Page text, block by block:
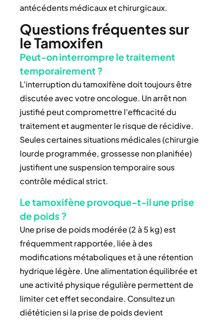
antécédents médicaux et chirurgicaux.
Questions fréquentes sur
le Tamoxifen
Peut-on interrompre le traitement
temporairement ?
L'interruption du tamoxifène doit toujours être
discutée avec votre oncologue. Un arrêt non
justifié peut compromettre l'efficacité du
traitement et augmenter le risque de récidive.
Seules certaines situations médicales (chirurgie
lourde programmée, grossesse non planifiée)
justifient une suspension temporaire sous
contrôle médical strict.
Le tamoxifène provoque-t-il une prise
de poids ?
Une prise de poids modérée (2 à 5 kg) est
fréquemment rapportée, liée à des
modifications métaboliques et à une rétention
hydrique légère. Une alimentation équilibrée et
une activité physique régulière permettent de
limiter cet effet secondaire. Consultez un
diététicien si la prise de poids devient